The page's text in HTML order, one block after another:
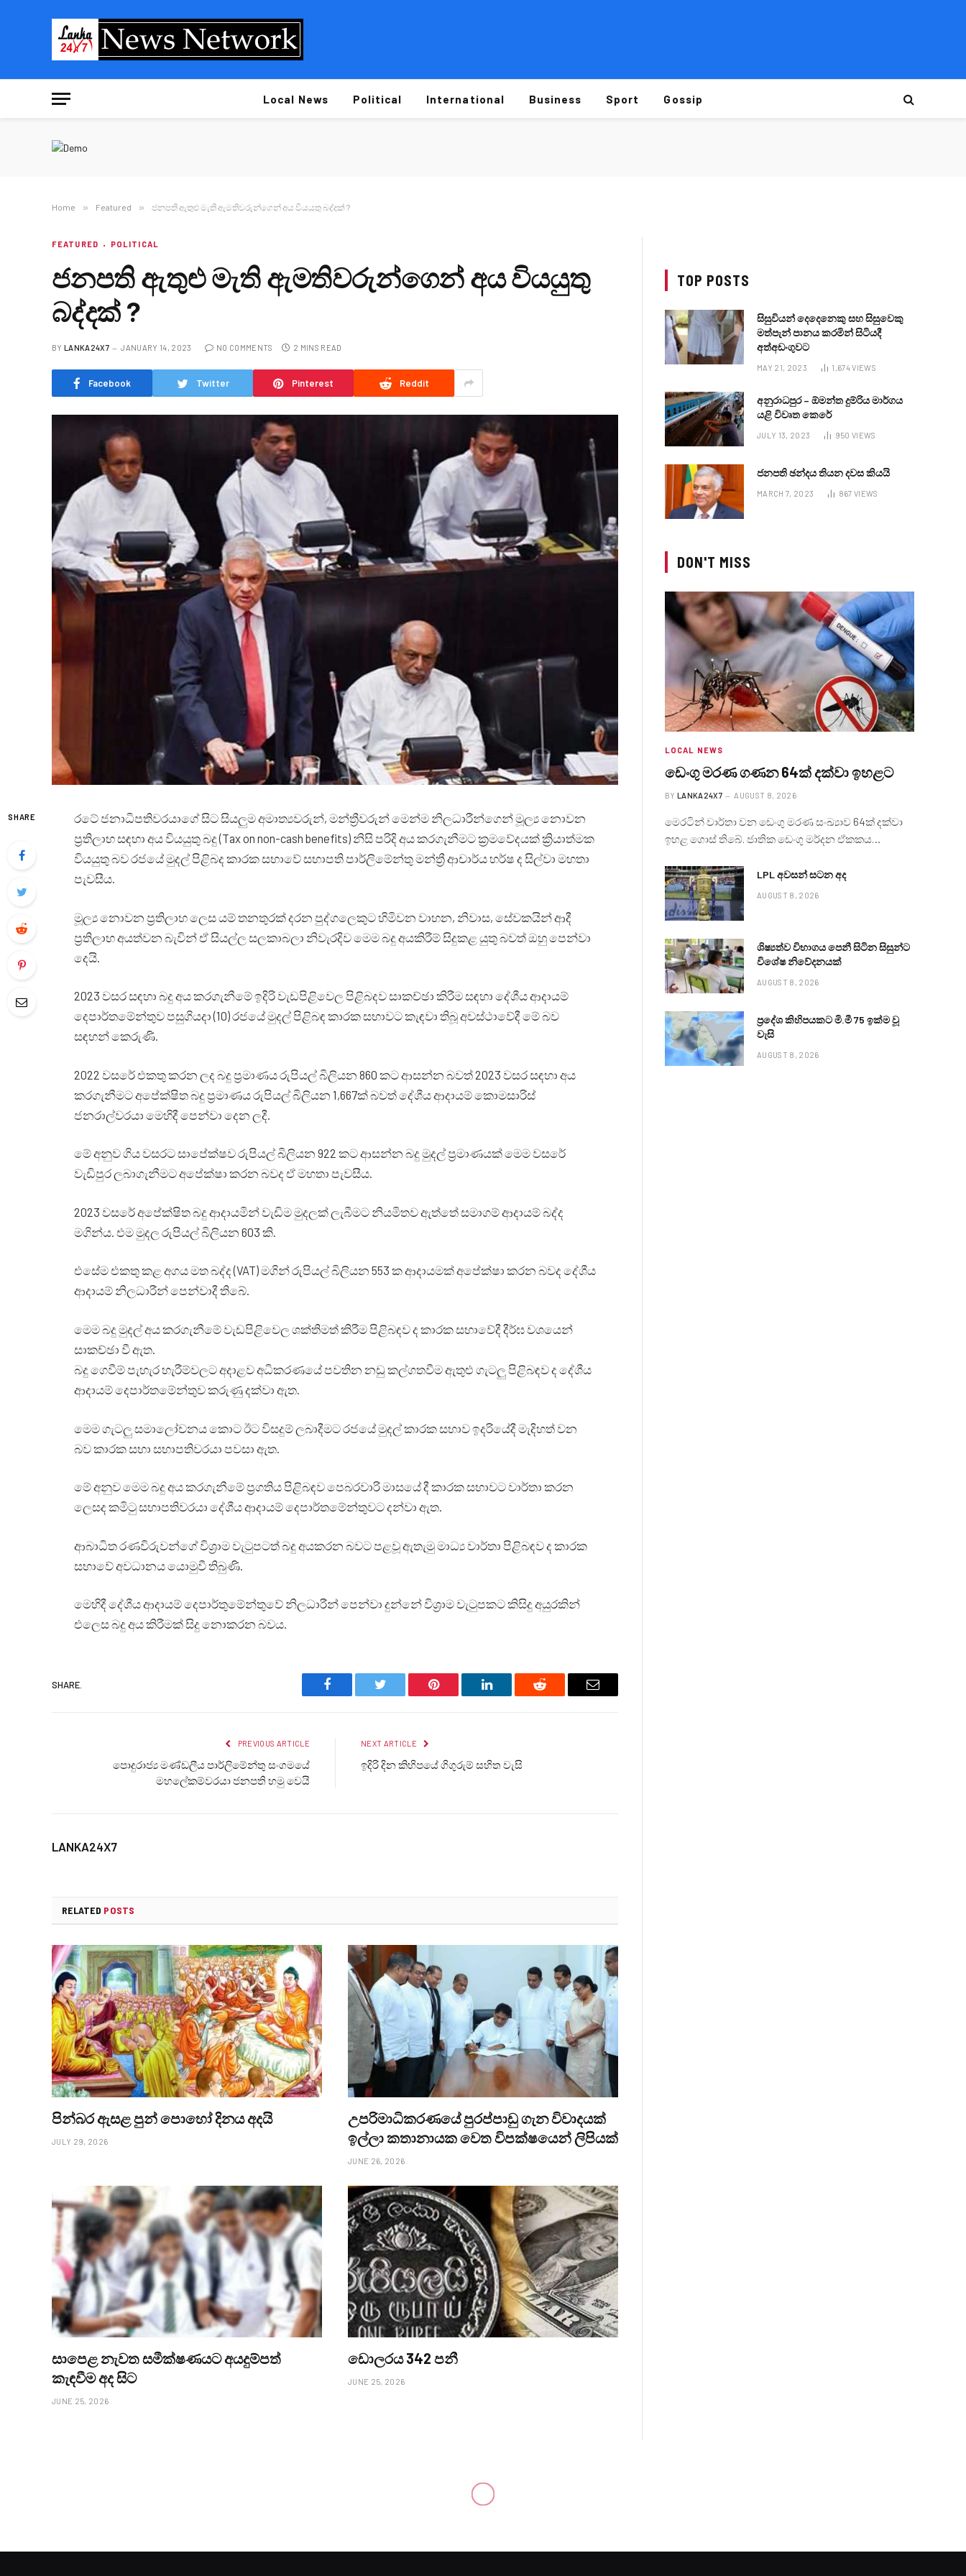
Local News Political International Business Sport Gossip
Home » Featured » ජනපති ඇතුළු මැති ඇමතිවරුන්ගෙන් අය වියයුතු බද්දක් ?
FEATURED POLITICAL
ජනපති ඇතුළු මැති ඇමතිවරුන්ගෙන් අය වියයුතු
බද්දක් ?
BY LANKA24X7 JANUARY 14, 2023 NO COMMENTS 2 MINS READ
Facebook Twitter Pinterest Reddit
SHARE
රටේ ජනාධිපතිවරයාගේ සිට සියලුම අමාත්‍යවරුන්, මන්ත්‍රීවරුන් මෙන්ම නිලධාරීන්ගෙන් මූල්‍ය නොවන
ප්‍රතිලාභ සඳහා අය වියයුතු බදු (Tax on non-cash benefits) නිසි පරිදි අය කරගැනීමට ක්‍රමවේදයක් ක්‍රියාත්මක
වියයුතු බව රජයේ මුදල් පිළිබද කාරක සභාවේ සභාපති පාර්ලිමේන්තු මන්ත්‍රී ආචාර්ය හර්ෂ ද සිල්වා මහතා
පැවසීය.
මූල්‍ය නොවන ප්‍රතිලාභ ලෙස යම් තනතුරක් දරන පුද්ගලෙකුට හිමිවන වාහන, නිවාස, සේවකයින් ආදී
ප්‍රතිලාභ අයත්වන බැවින් ඒ සියල්ල සලකාබලා නිවැරදිව මෙම බදු අයකිරීම් සිදුකළ යුතු බවත් ඔහු පෙන්වා
දෙයි.
2023 වසර සඳහා බදු අය කරගැනීමේ ඉදිරි වැඩපිළිවෙල පිළිබදව සාකච්ඡා කිරීම සඳහා දේශීය ආදායම්
දෙපාර්තමේන්තුව පසුගියදා (10) රජයේ මුදල් පිළිබඳ කාරක සභාවට කැඳවා තිබූ අවස්ථාවේදී මේ බව
සඳහන් කෙරුණි.
2022 වසරේ එකතු කරන ලද බදු ප්‍රමාණය රුපියල් බිලියන 860 කට ආසන්න බවත් 2023 වසර සඳහා අය
කරගැනීමට අපේක්ෂිත බදු ප්‍රමාණය රුපියල් බිලියන 1,667ක් බවත් දේශීය ආදායම් කොමසාරිස්
ජනරාල්වරයා මෙහිදී පෙන්වා දෙන ලදී.
මේ අනුව ගිය වසරට සාපේක්ෂව රුපියල් බිලියන 922 කට ආසන්න බදු මුදල් ප්‍රමාණයක් මෙම වසරේ
වැඩිපුර ලබාගැනීමට අපේක්ෂා කරන බවද ඒ මහතා පැවසීය.
2023 වසරේ අපේක්ෂිත බදු ආදායමින් වැඩිම මුදලක් ලැබීමට නියමිතව ඇත්තේ සමාගම් ආදායම් බද්ද
මගින්ය. එම මුදල රුපියල් බිලියන 603 කි.
එසේම එකතු කළ අගය මත බද්ද (VAT) මගින් රුපියල් බිලියන 553 ක ආදායමක් අපේක්ෂා කරන බවද දේශීය
ආදායම් නිලධාරීන් පෙන්වාදී තිබේ.
මෙම බදු මුදල් අය කරගැනීමේ වැඩපිළිවෙල ශක්තිමත් කිරීම පිළිබඳව ද කාරක සභාවේදී දීර්ඝ වශයෙන්
සාකච්ඡා වී ඇත.
බදු ගෙවීම් පැහැර හැරීම්වලට අදාළව අධිකරණයේ පවතින නඩු කල්ගතවීම ඇතුළු ගැටලු පිළිබඳව ද දේශීය
ආදායම් දෙපාර්තමේන්තුව කරුණු දක්වා ඇත.
මෙම ගැටලු සමාලෝචනය කොට ඊට විසදුම් ලබාදීමට රජයේ මුදල් කාරක සභාව ඉදරියේදී මැදිහත් වන
බව කාරක සභා සභාපතිවරයා පවසා ඇත.
මේ අනුව මෙම බදු අය කරගැනීමේ ප්‍රගතිය පිළිබඳව පෙබරවාරි මාසයේ දී කාරක සභාවට වාර්තා කරන
ලෙසද කමිටු සභාපතිවරයා දේශීය ආදායම් දෙපාර්තමේන්තුවට දන්වා ඇත.
ආබාධිත රණවිරුවන්ගේ විශ්‍රාම වැටුපටත් බදු අයකරන බවට පළවූ ඇතැමු මාධ්‍ය වාර්තා පිළිබඳව ද කාරක
සභාවේ අවධානය යොමුවී තිබුණි.
මෙහිදී දේශීය ආදායම් දෙපාර්තුමේන්තුවේ නිලධාරීන් පෙන්වා දුන්නේ විශ්‍රාම වැටුපකට කිසිදු අයුරකින්
එලෙස බදු අය කිරීමක් සිදු නොකරන බවය.
SHARE.
Facebook Twitter Pinterest LinkedIn Reddit Email
PREVIOUS ARTICLE
පොදුරාජ්‍ය මණ්ඩලීය පාර්ලිමේන්තු සංගමයේ
මහලේකම්වරයා ජනපති හමු වෙයි
NEXT ARTICLE
ඉදිරි දින කිහිපයේ ගිගුරුම් සහිත වැසි
LANKA24X7
RELATED POSTS
පින්බර ඇසළ පුන් පොහෝ දිනය අදයි
JULY 29, 2026
උපරිමාධිකරණයේ පුරප්පාඩු ගැන විවාදයක්
ඉල්ලා කතානායක වෙත විපක්ෂයෙන් ලිපියක්
JUNE 26, 2026
සාපෙළ නැවත සමීක්ෂණයට අයදුම්පත්
කැඳවීම අද සිට
JUNE 25, 2026
ඩොලරය 342 පනී
JUNE 25, 2026
TOP POSTS
සිසුවියන් දෙදෙනෙකු සහ සිසුවෙකු
මත්පැන් පානය කරමින් සිටියදී
අත්අඩංගුවට
MAY 21, 2023 1,674VIEWS
අනුරාධපුර – ඕමන්ත දුම්රිය මාර්ගය
යළි විවෘත කෙරේ
JULY 13, 2023 950 VIEWS
ජනපති ඡන්දය තියන දවස කියයි
MARCH 7, 2023 867 VIEWS
DON'T MISS
LOCAL NEWS
ඩෙංගු මරණ ගණන 64ක් දක්වා ඉහළට
BY LANKA24X7 AUGUST 8, 2026
මෙරටින් වාර්තා වන ඩෙංගු මරණ සංඛ්‍යාව 64ක් දක්වා
ඉහළ ගොස් තිබේ. ජාතික ඩෙංගු මර්දන ඒකකය…
LPL අවසන් සටන අද
AUGUST 8, 2026
ශිෂ්‍යත්ව විභාගය පෙනී සිටින සිසුන්ට
විශේෂ නිවේදනයක්
AUGUST 8, 2026
ප්‍රදේශ කිහිපයකට මි.මී 75 ඉක්ම වූ
වැසි
AUGUST 8, 2026
පොදුරාජ්‍ය මණ්ඩලීය පාර්ලිමේන්තු සංගමයේ